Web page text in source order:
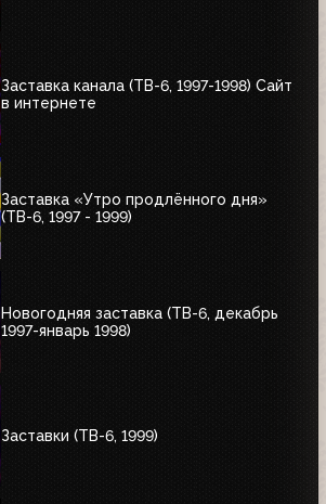
Заставка канала (ТВ-6, 1997-1998) Сайт
в интернете
Заставка «Утро продлённого дня»
(ТВ-6, 1997 - 1999)
Новогодняя заставка (ТВ-6, декабрь
1997-январь 1998)
Заставки (ТВ-6, 1999)